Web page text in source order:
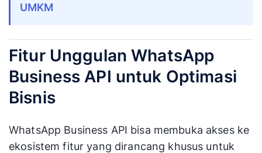
UMKM
Fitur Unggulan WhatsApp
Business API untuk Optimasi
Bisnis
WhatsApp Business API bisa membuka akses ke
ekosistem fitur yang dirancang khusus untuk